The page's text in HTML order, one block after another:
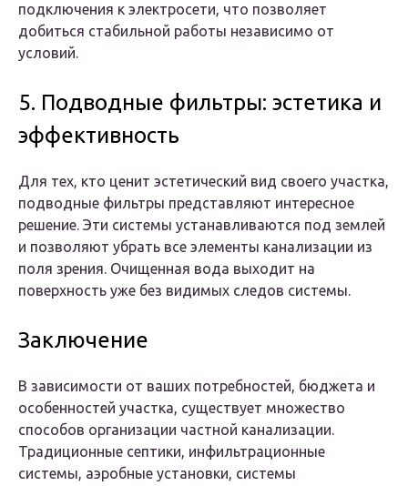
подключения к электросети, что позволяет
добиться стабильной работы независимо от
условий.
5. Подводные фильтры: эстетика и
эффективность
Для тех, кто ценит эстетический вид своего участка,
подводные фильтры представляют интересное
решение. Эти системы устанавливаются под землей
и позволяют убрать все элементы канализации из
поля зрения. Очищенная вода выходит на
поверхность уже без видимых следов системы.
Заключение
В зависимости от ваших потребностей, бюджета и
особенностей участка, существует множество
способов организации частной канализации.
Традиционные септики, инфильтрационные
системы, аэробные установки, системы